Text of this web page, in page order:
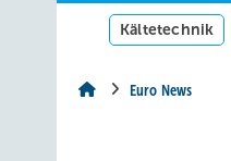
Kältetechnik
Euro News